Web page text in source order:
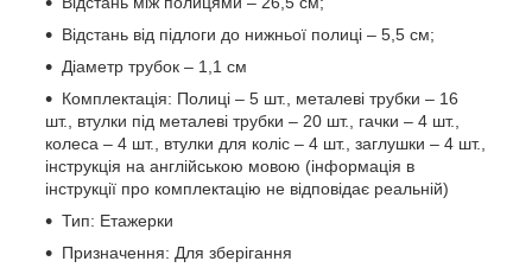
Відстань від підлоги до нижньої полиці – 5,5 см;
Діаметр трубок – 1,1 см
Комплектація: Полиці – 5 шт., металеві трубки – 16
шт., втулки під металеві трубки – 20 шт., гачки – 4 шт.,
колеса – 4 шт., втулки для коліс – 4 шт., заглушки – 4 шт.,
інструкція на англійською мовою (інформація в
інструкції про комплектацію не відповідає реальній)
Тип: Етажерки
Призначення: Для зберігання